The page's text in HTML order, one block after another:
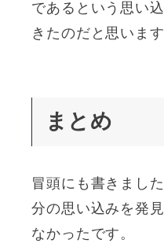
であるという思い
きたのだと思います
まとめ
冒頭にも書きまし
分の思い込みを発
なかったです。